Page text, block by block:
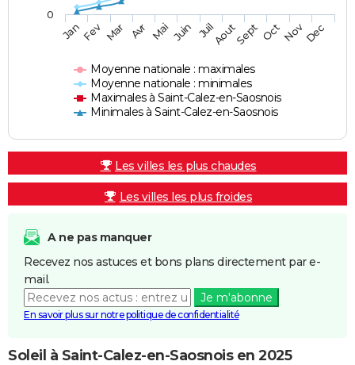
Moyenne nationale : maximales
Moyenne nationale : minimales
Maximales à Saint-Calez-en-Saosnois
Minimales à Saint-Calez-en-Saosnois
JanFev Mar Avr Mai Juin JuilAoutSept OctNovDec
0
Les villes les plus chaudes
Les villes les plus froides
A ne pas manquer
Recevez nos astuces et bons plans directement par e-
mail.
Je m'abonne
En savoir plus sur notre politique de confidentialité
Soleil à Saint-Calez-en-Saosnois en 2025